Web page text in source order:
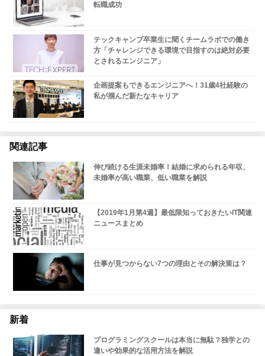
転職成功
テックキャンプ卒業生に聞くチームラボでの働き
方「チャレンジできる環境で目指すのは絶対必要
とされるエンジニア」
企画提案もできるエンジニアへ！31歳4社経験の
私が掴んだ新たなキャリア
関連記事
伸び続ける生涯未婚率！結婚に求められる年収、
未婚率が高い職業、低い職業を解説
【2019年1月第4週】最低限知っておきたいIT関連
ニュースまとめ
仕事が見つからない7つの理由とその解決策は？
新着
プログラミングスクールは本当に無駄？独学との
違いや効果的な活用方法を解説